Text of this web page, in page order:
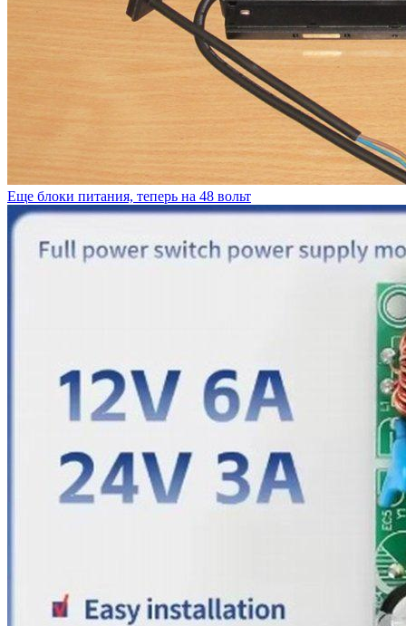
Еще блоки питания, теперь на 48 вольт